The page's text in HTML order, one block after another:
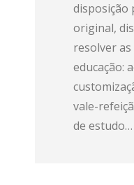
disposição
original,
resolver
educação:
vale-
de estudo…